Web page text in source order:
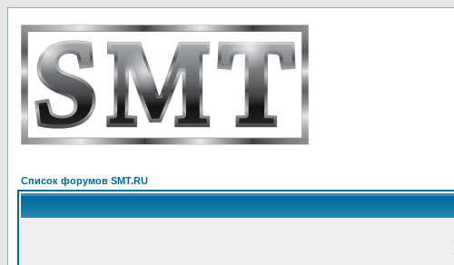
Список форумов SMT.RU